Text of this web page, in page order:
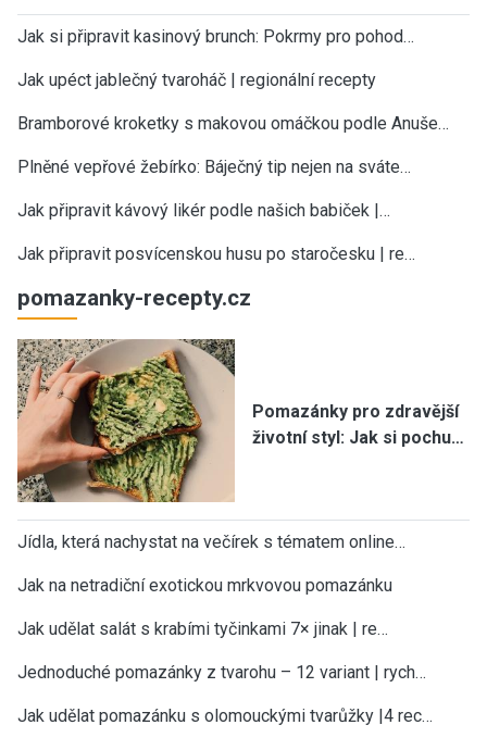
Jak si připravit kasinový brunch: Pokrmy pro pohod…
Jak upéct jablečný tvaroháč | regionální recepty
Bramborové kroketky s makovou omáčkou podle Anuše…
Plněné vepřové žebírko: Báječný tip nejen na sváte…
Jak připravit kávový likér podle našich babiček |…
Jak připravit posvícenskou husu po staročesku | re…
pomazanky-recepty.cz
Pomazánky pro zdravější
životní styl: Jak si pochu…
Jídla, která nachystat na večírek s tématem online…
Jak na netradiční exotickou mrkvovou pomazánku
Jak udělat salát s krabími tyčinkami 7× jinak | re…
Jednoduché pomazánky z tvarohu – 12 variant | rych…
Jak udělat pomazánku s olomouckými tvarůžky |4 rec…